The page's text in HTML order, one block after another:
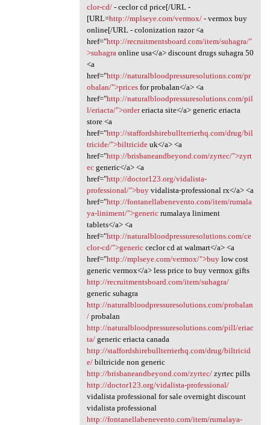
clor-cd/- ceclor cd price[/URL -
[URL=http://mplseye.com/vermox/- vermox buy
online[/URL - colonization razor <a
href="http://recruitmentsboard.com/item/suhagra/"
>suhagra online usa</a> discount drugs suhagra 50
<a
href="http://naturalbloodpressuresolutions.com/pr
obalan/">pricesfor probalan</a> <a
href="http://naturalbloodpressuresolutions.com/pil
l/eriacta/">ordereriacta site</a> generic eriacta
store <a
href="http://staffordshirebullterrierhq.com/drug/bil
tricide/">biltricideuk</a> <a
href="http://brisbaneandbeyond.com/zyrtec/">zyrt
ecgeneric</a> <a
href="http://doctor123.org/vidalista-
professional/">buyvidalista-professional rx</a> <a
href="http://fontanellabenevento.com/item/rumala
ya-liniment/">genericrumalaya liniment
tablets</a> <a
href="http://naturalbloodpressuresolutions.com/ce
clor-cd/">genericceclor cd at walmart</a> <a
href="http://mplseye.com/vermox/">buylow cost
generic vermox</a> less price to buy vermox gifts
http://recruitmentsboard.com/item/suhagra/
generic suhagra
http://naturalbloodpressuresolutions.com/probalan
/probalan
http://naturalbloodpressuresolutions.com/pill/eriac
ta/generic eriacta canada
http://staffordshirebullterrierhq.com/drug/biltricid
e/biltricide non generic
http://brisbaneandbeyond.com/zyrtec/zyrtec pills
http://doctor123.org/vidalista-professional/
vidalista professional for sale overnight discount
vidalista professional
http://fontanellabenevento.com/item/rumalaya-